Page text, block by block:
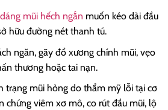
dáng mũi hếch ngắn muốn kéo dài đầu
hữu đường nét thanh tú.
ngăn, gãy đổ xương chính mũi, vẹo
thương hoặc tai nạn.
trạng mũi hỏng do thẩm mỹ lỗi tại cơ
chứng viêm xơ mô, co rút đầu mũi, lộ